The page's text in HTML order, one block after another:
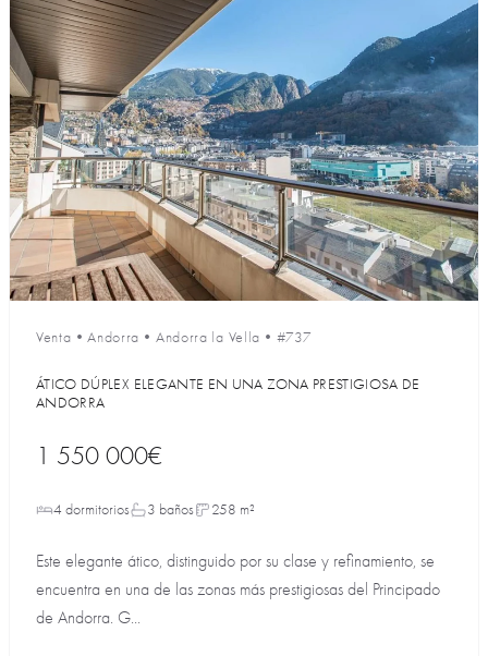
Venta •Andorra • Andorra la Vella • #737
ÁTICO DÚPLEX ELEGANTE EN UNA ZONA PRESTIGIOSA DE
ANDORRA
1 550 000€
4 dormitorios 3 baños 258 m²
Este elegante ático, distinguido por su clase y refinamiento, se
encuentra en una de las zonas más prestigiosas del Principado
de Andorra. G...